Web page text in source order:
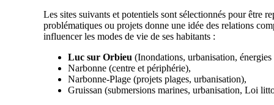
Les sites suivants et potentiels sont sélectionnés pour être
problématiques ou projets donne une idée des relations
influencer les modes de vie de ses habitants :
Luc sur Orbieu (Inondations, urbanisation,
Narbonne (centre et périphérie),
Narbonne-Plage (projets plages, urbanisation),
Gruissan (submersions marines, urbanisation, Loi